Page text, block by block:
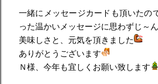
一緒にメッセージカードも頂いたの
った温かいメッセージに思わずじ～
美味しさと、元気を頂きました
ありがとうございます
Ｎ様、今年も宜しくお願い致します